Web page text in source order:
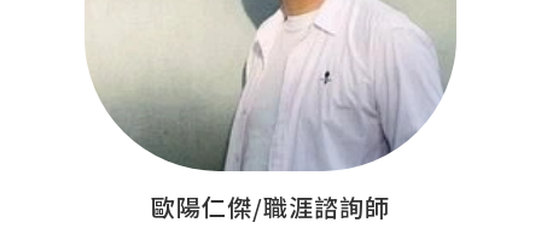
歐陽仁傑/職涯諮詢師